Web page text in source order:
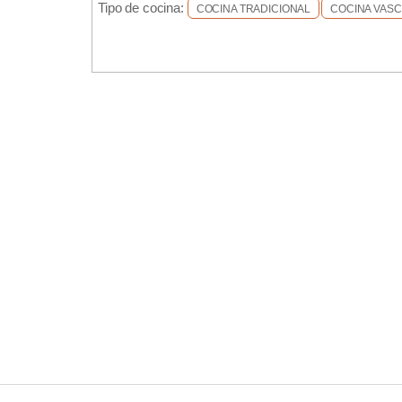
Tipo de cocina: COCINA TRADICIONAL COCINA